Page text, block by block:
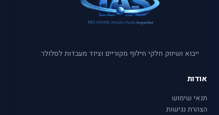
ייבוא ושיווק חלקי חילוף מקוריים וציוד מעבדות לסלולר.
אודות
תנאי שימוש
הצהרת נגישות